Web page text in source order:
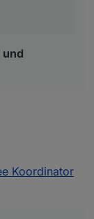
und
Koordinator